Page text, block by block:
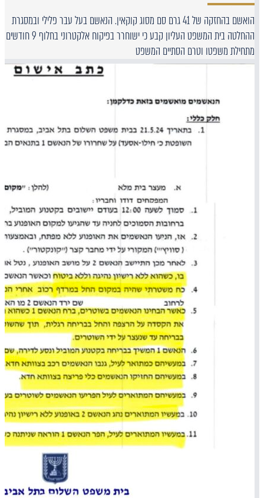
הואשם בהחזקה של 41 גרם סם מסוג קוקאין. הנאשם בעל עבר פלילי ובמסגרת
ההחלטה בית המשפט העליון קבע כי ישוחרר בפיקוח אלקטרוני בחלוף 9 חודשים
מתחילת משפטו וטרם הסתיים המשפט